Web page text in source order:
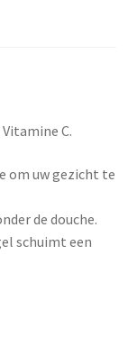
C.
om uw gezicht te
de douche.
schuimt een